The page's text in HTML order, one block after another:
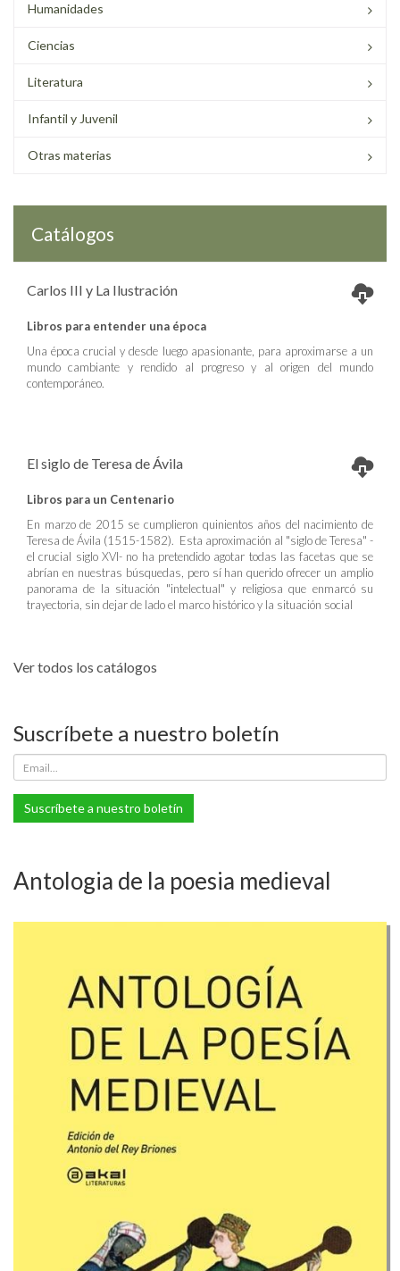
Humanidades
Ciencias
Literatura
Infantil y Juvenil
Otras materias
Catálogos
Carlos III y La Ilustración
Libros para entender una época
Una época crucial y desde luego apasionante, para aproximarse a un
mundo cambiante y rendido al progreso y al origen del mundo
contemporáneo.
El siglo de Teresa de Ávila
Libros para un Centenario
En marzo de 2015 se cumplieron quinientos años del nacimiento de
Teresa de Ávila (1515-1582). Esta aproximación al "siglo de Teresa" -
el crucial siglo XVI- no ha pretendido agotar todas las facetas que se
abrían en nuestras búsquedas, pero sí han querido ofrecer un amplio
panorama de la situación "intelectual" y religiosa que enmarcó su
trayectoria, sin dejar de lado el marco histórico y la situación social
Ver todos los catálogos
Suscríbete a nuestro boletín
Suscríbete a nuestro boletín
Antologia de la poesia medieval